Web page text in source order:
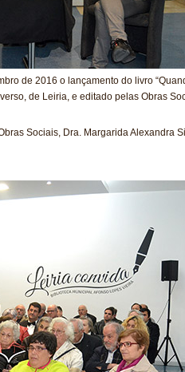
de 2016 o lançamento do livro
de Leiria, e editado pelas Obras
Sociais, Dra. Margarida Alexandra